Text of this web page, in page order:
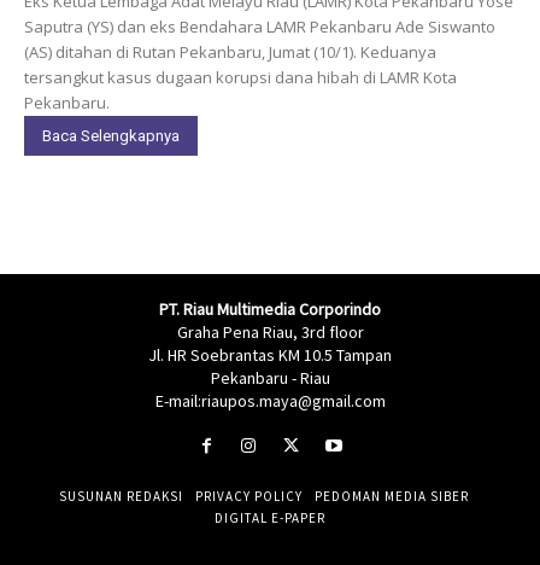
Saputra (YS) dan eks Bendahara LAMR Pekanbaru Ade Siswanto
(AS) ditahan di Rutan Pekanbaru, Jumat (10/1). Keduanya
tersangkut kasus dugaan korupsi dana hibah di LAMR Kota
Pekanbaru.
Baca Selengkapnya
PT. Riau Multimedia Corporindo
Graha Pena Riau, 3rd floor
Jl. HR Soebrantas KM 10.5 Tampan
Pekanbaru - Riau
E-mail:riaupos.maya@gmail.com
SUSUNAN REDAKSI PRIVACY POLICY
PEDOMAN MEDIA SIBER
DIGITAL E-PAPER